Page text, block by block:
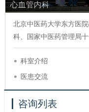
心血管内科
北京中医药大学东方医院
科、国家中医药管理局
科室介绍
医患交流
咨询列表